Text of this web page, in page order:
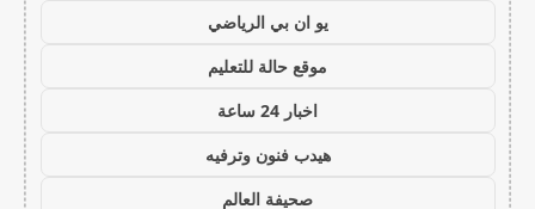
يو ان بي الرياضي
موقع حالة للتعليم
اخبار 24 ساعة
هيدب فنون وترفيه
صحيفة العالم